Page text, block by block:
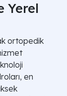
Yerel
ortopedik
en